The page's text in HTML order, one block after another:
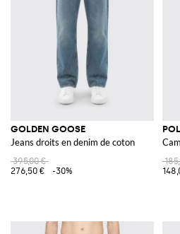
Découvrez le meilleur catalogue de
achetez avec la livraison gratuite sur
GOLDEN GOOSE
Jeans droits en denim de coton
395,00 €
276,50 €
-30%